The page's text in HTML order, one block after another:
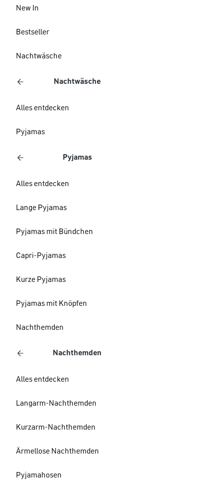
New In
Bestseller
Nachtwäsche
Nachtwäsche
Alles entdecken
Pyjamas
Pyjamas
Alles entdecken
Lange Pyjamas
Pyjamas mit Bündchen
Capri-Pyjamas
Kurze Pyjamas
Pyjamas mit Knöpfen
Nachthemden
Nachthemden
Alles entdecken
Langarm-Nachthemden
Kurzarm-Nachthemden
Ärmellose Nachthemden
Pyjamahosen